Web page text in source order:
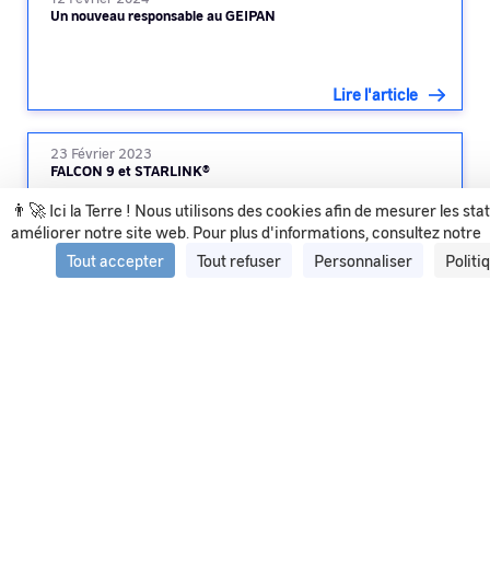
👨‍🚀 Ici la Terre ! Nous utilisons des cookies afin de mesurer les
améliorer notre site web. Pour plus d'informations, consultez notre
Tout accepter
Tout refuser Personnaliser
Un nouveau responsable au GEIPAN
Lire l'article
23 Février 2023
FALCON 9 et STARLINK®
Lire l'article